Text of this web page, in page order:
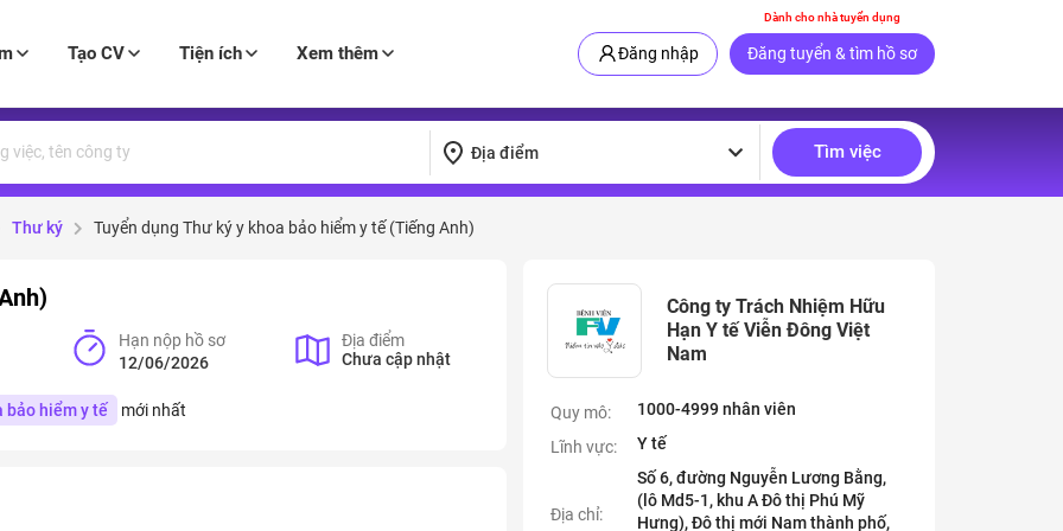
Dành cho nhà tuyển dụng
Tạo CV Tiện ích Xem thêm Đăng nhập Đăng tuyển & tìm hồ sơ
Địa điểm Tìm việc
Thư ký Tuyển dụng Thư ký y khoa bảo hiểm y tế (Tiếng Anh)
Hạn nộp hồ sơ
12/06/2026
Địa điểm
Chưa cập nhật
bảo hiểm y tế mới nhất
Công ty Trách Nhiệm Hữu
Hạn Y tế Viễn Đông Việt
Nam
Quy mô:
1000-4999 nhân viên
Lĩnh vực:
Y tế
Địa chỉ:
Số 6, đường Nguyễn Lương Bằng,
(lô Md5-1, khu A Đô thị Phú Mỹ
Hưng), Đô thị mới Nam thành phố,